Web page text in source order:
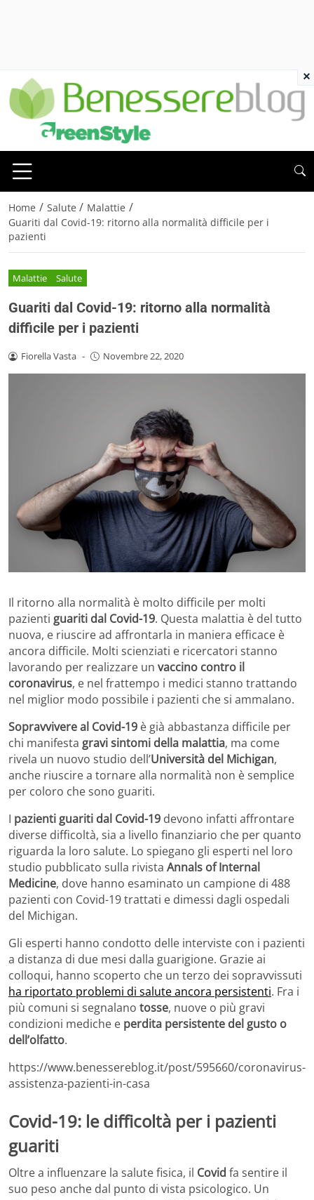
Home / Salute / Malattie /
Guariti dal Covid-19: ritorno alla normalità difficile per i
pazienti
Malattie Salute
Guariti dal Covid-19: ritorno alla normalità
difficile per i pazienti
Fiorella Vasta - Novembre 22, 2020
Il ritorno alla normalità è molto difficile per molti
pazienti guariti dal Covid-19. Questa malattia è del tutto
nuova, e riuscire ad affrontarla in maniera efficace è
ancora difficile. Molti scienziati e ricercatori stanno
lavorando per realizzare un vaccino contro il
coronavirus, e nel frattempo i medici stanno trattando
nel miglior modo possibile i pazienti che si ammalano.
Sopravvivere al Covid-19 è già abbastanza difficile per
chi manifesta gravi sintomi della malattia, ma come
rivela un nuovo studio dell’Università del Michigan,
anche riuscire a tornare alla normalità non è semplice
per coloro che sono guariti.
I pazienti guariti dal Covid-19 devono infatti affrontare
diverse difficoltà, sia a livello finanziario che per quanto
riguarda la loro salute. Lo spiegano gli esperti nel loro
studio pubblicato sulla rivista Annals of Internal
Medicine, dove hanno esaminato un campione di 488
pazienti con Covid-19 trattati e dimessi dagli ospedali
del Michigan.
Gli esperti hanno condotto delle interviste con i pazienti
a distanza di due mesi dalla guarigione. Grazie ai
colloqui, hanno scoperto che un terzo dei sopravvissuti
ha riportato problemi di salute ancora persistenti. Fra i
più comuni si segnalano tosse, nuove o più gravi
condizioni mediche e perdita persistente del gusto o
dell’olfatto.
https://www.benessereblog.it/post/595660/coronavirus-
assistenza-pazienti-in-casa
Covid-19: le difficoltà per i pazienti
guariti
Oltre a influenzare la salute fisica, il Covid fa sentire il
suo peso anche dal punto di vista psicologico. Un
×